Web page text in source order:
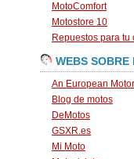
MotoComfort
Motostore 10
Repuestos para tu
WEBS SOBRE
An European
Blog de motos
DeMotos
GSXR.es
Mi Moto